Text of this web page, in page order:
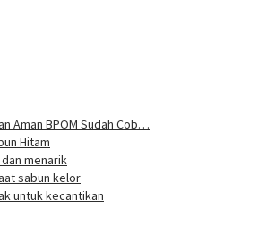
Aman BPOM Sudah Cob…
Hitam
menarik
sabun kelor
untuk kecantikan